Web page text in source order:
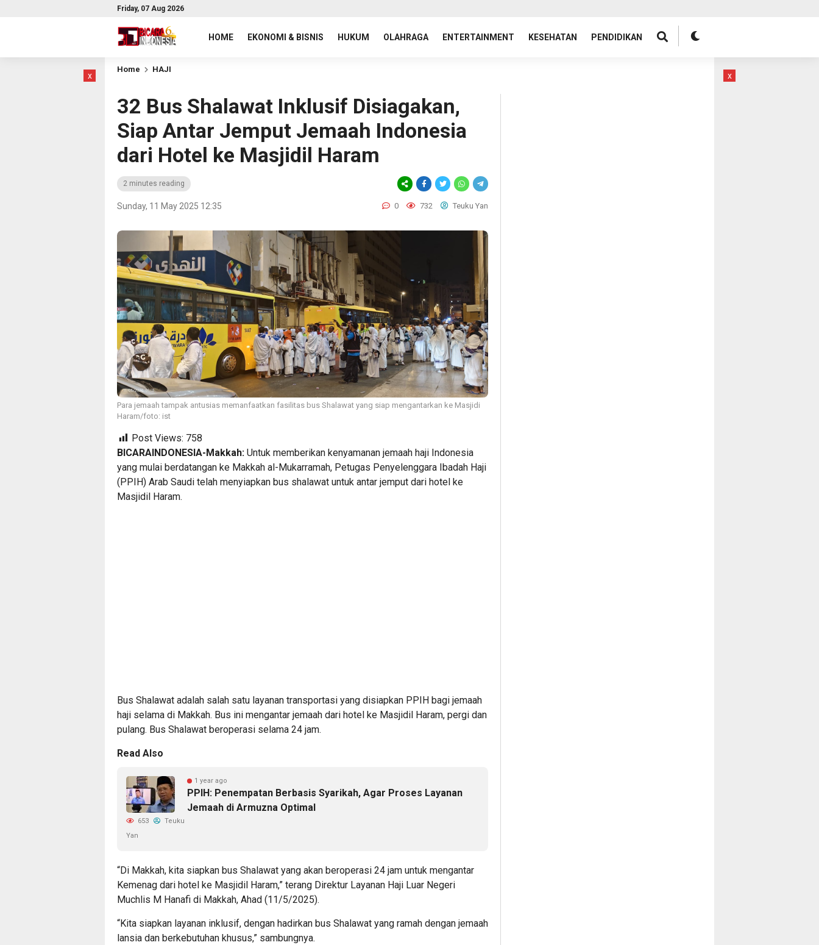
Friday, 07 Aug 2026
HOME EKONOMI & BISNIS HUKUM OLAHRAGA ENTERTAINMENT KESEHATAN PENDIDIKAN
x
Home HAJI
32 Bus Shalawat Inklusif Disiagakan,
Siap Antar Jemput Jemaah Indonesia
dari Hotel ke Masjidil Haram
2 minutes reading
Sunday, 11 May 2025 12:35 0 732 Teuku Yan
Para jemaah tampak antusias memanfaatkan fasilitas bus Shalawat yang siap mengantarkan ke Masjidi
Haram/foto: ist
Post Views: 758
BICARAINDONESIA-Makkah: Untuk memberikan kenyamanan jemaah haji Indonesia
yang mulai berdatangan ke Makkah al-Mukarramah, Petugas Penyelenggara Ibadah Haji
(PPIH) Arab Saudi telah menyiapkan bus shalawat untuk antar jemput dari hotel ke
Masjidil Haram.
Bus Shalawat adalah salah satu layanan transportasi yang disiapkan PPIH bagi jemaah
haji selama di Makkah. Bus ini mengantar jemaah dari hotel ke Masjidil Haram, pergi dan
pulang. Bus Shalawat beroperasi selama 24 jam.
Read Also
1 year ago
PPIH: Penempatan Berbasis Syarikah, Agar Proses Layanan
Jemaah di Armuzna Optimal
653
Teuku
Yan
“Di Makkah, kita siapkan bus Shalawat yang akan beroperasi 24 jam untuk mengantar
Kemenag dari hotel ke Masjidil Haram,” terang Direktur Layanan Haji Luar Negeri
Muchlis M Hanafi di Makkah, Ahad (11/5/2025).
“Kita siapkan layanan inklusif, dengan hadirkan bus Shalawat yang ramah dengan jemaah
lansia dan berkebutuhan khusus,” sambungnya.
x